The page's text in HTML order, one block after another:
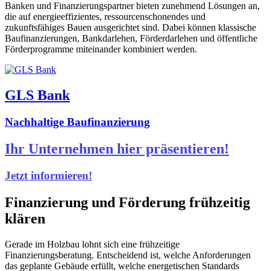
Banken und Finanzierungspartner bieten zunehmend Lösungen an,
die auf energieeffizientes, ressourcenschonendes und
zukunftsfähiges Bauen ausgerichtet sind. Dabei können klassische
Baufinanzierungen, Bankdarlehen, Förderdarlehen und öffentliche
Förderprogramme miteinander kombiniert werden.
GLS Bank
Nachhaltige Baufinanzierung
Ihr Unternehmen hier präsentieren!
Jetzt informieren!
Finanzierung und Förderung frühzeitig
klären
Gerade im Holzbau lohnt sich eine frühzeitige
Finanzierungsberatung. Entscheidend ist, welche Anforderungen
das geplante Gebäude erfüllt, welche energetischen Standards